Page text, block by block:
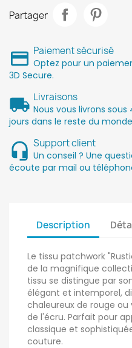
Partager
Paiement sécurisé
Optez pour un
3D Secure.
Livraisons
Nous vous livrons
jours dans le reste du monde
Support client
Un conseil ? Une
écoute par mail ou
Description
Le tissu patchwork
de la magnifique
tissu se distingue par
élégant et intemporel,
chaleureux de rouge
de l'écru. Parfait pour
classique et
couture.